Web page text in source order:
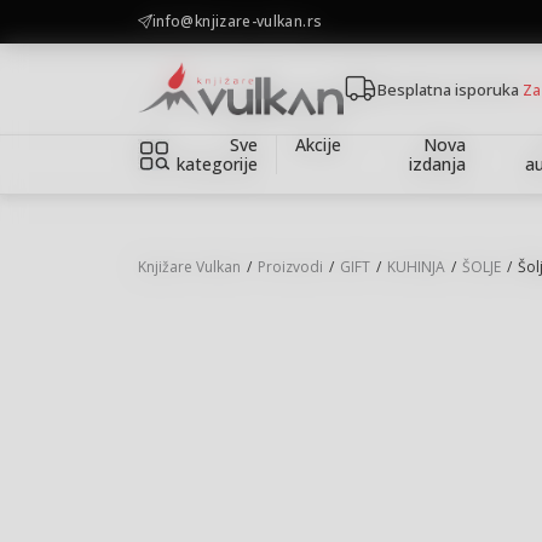
info@knjizare-vulkan.rs
KOLIČINSKI POPUST ::: Dodatnih 10% na tri kupljena artikla
Besplatna isporuka
Sve
kategorije
Akcije
Nova
izdanja
Knjižare Vulkan Proizvodi GIFT KUHINJA ŠOLJE